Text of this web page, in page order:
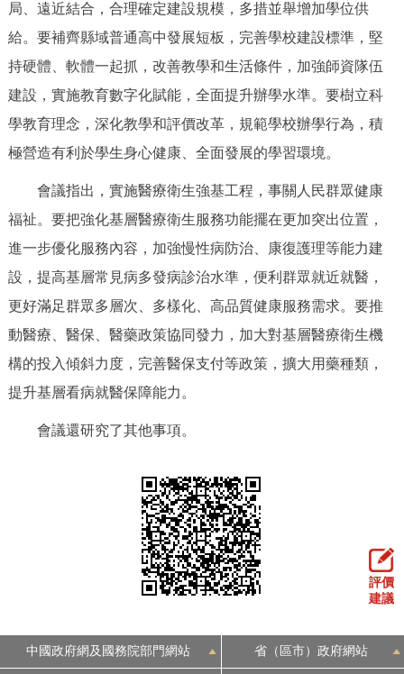
多語種
ENGLISH 한국어 日本語
DEUTSCH FRANÇAIS РУССКИЙ ЯЗЫК
ITALIANO
局、遠近結合，合理確定建設規模，多措並舉增加學位供
給。要補齊縣域普通高中發展短板，完善學校建設標準，堅
持硬體、軟體一起抓，改善教學和生活條件，加強師資隊伍
建設，實施教育數字化賦能，全面提升辦學水準。要樹立科
學教育理念，深化教學和評價改革，規範學校辦學行為，積
極營造有利於學生身心健康、全面發展的學習環境。
會議指出，實施醫療衛生強基工程，事關人民群眾健康
福祉。要把強化基層醫療衛生服務功能擺在更加突出位置，
進一步優化服務內容，加強慢性病防治、康復護理等能力建
設，提高基層常見病多發病診治水準，便利群眾就近就醫，
更好滿足群眾多層次、多樣化、高品質健康服務需求。要推
動醫療、醫保、醫藥政策協同發力，加大對基層醫療衛生機
構的投入傾斜力度，完善醫保支付等政策，擴大用藥種類，
提升基層看病就醫保障能力。
會議還研究了其他事項。
評價
建議
中國政府網及國務院部門網站 省（區市）政府網站